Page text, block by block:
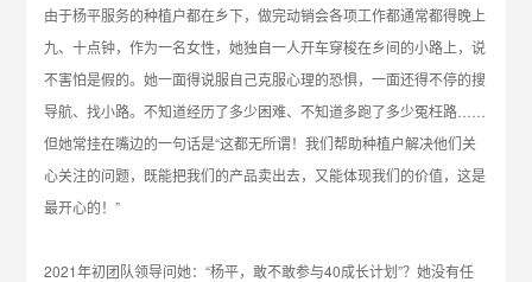
由于杨平服务的种植户都在乡下，做完动销会各项工作都通常都得晚上
九、十点钟，作为一名女性，她独自一人开车穿梭在乡间的小路上，说
不害怕是假的。她一面得说服自己克服心理的恐惧，一面还得不停的搜
导航、找小路。不知道经历了多少困难、不知道多跑了多少冤枉路……
但她常挂在嘴边的一句话是“这都无所谓！我们帮助种植户解决他们关
心关注的问题，既能把我们的产品卖出去，又能体现我们的价值，这是
最开心的！”
2021年初团队领导问她：“杨平，敢不敢参与40成长计划”？她没有任